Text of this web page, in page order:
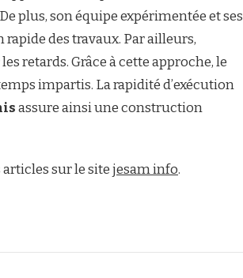
plus, son équipe expérimentée et ses
des travaux. Par ailleurs,
retards. Grâce à cette approche, le
impartis. La rapidité d’exécution
assure ainsi une construction
sur le sitejesam info.